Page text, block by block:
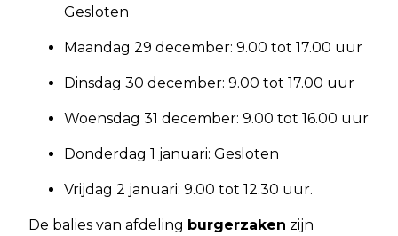
Gesloten
Maandag 29 december: 9.00 tot 17.00 uur
Dinsdag 30 december: 9.00 tot 17.00 uur
Woensdag 31 december: 9.00 tot 16.00 uur
Donderdag 1 januari: Gesloten
Vrijdag 2 januari: 9.00 tot 12.30 uur.
De balies van afdeling burgerzaken zijn